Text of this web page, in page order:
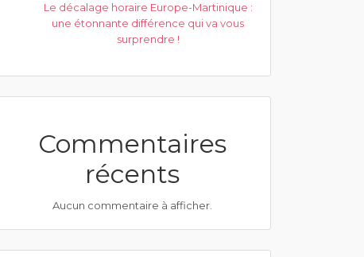
Le décalage horaire Europe-Martinique :
une étonnante différence qui va vous
surprendre !
Commentaires
récents
Aucun commentaire à afficher.